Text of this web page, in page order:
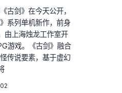
古剑》在今天公开，
系列单机新作，前身
由上海烛龙工作室开
游戏。《古剑》融合
传说要素，基于虚幻